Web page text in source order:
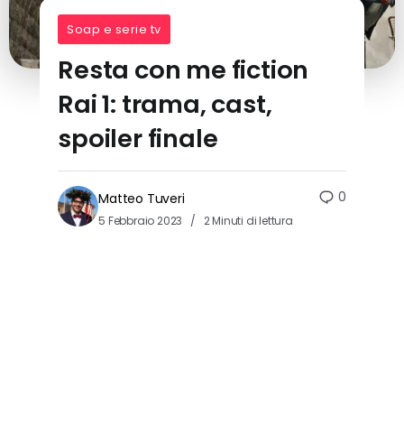
Soap e serie tv
Resta con me fiction
Rai 1: trama, cast,
spoiler finale
Matteo Tuveri
5 Febbraio 2023 2 Minuti di lettura
0